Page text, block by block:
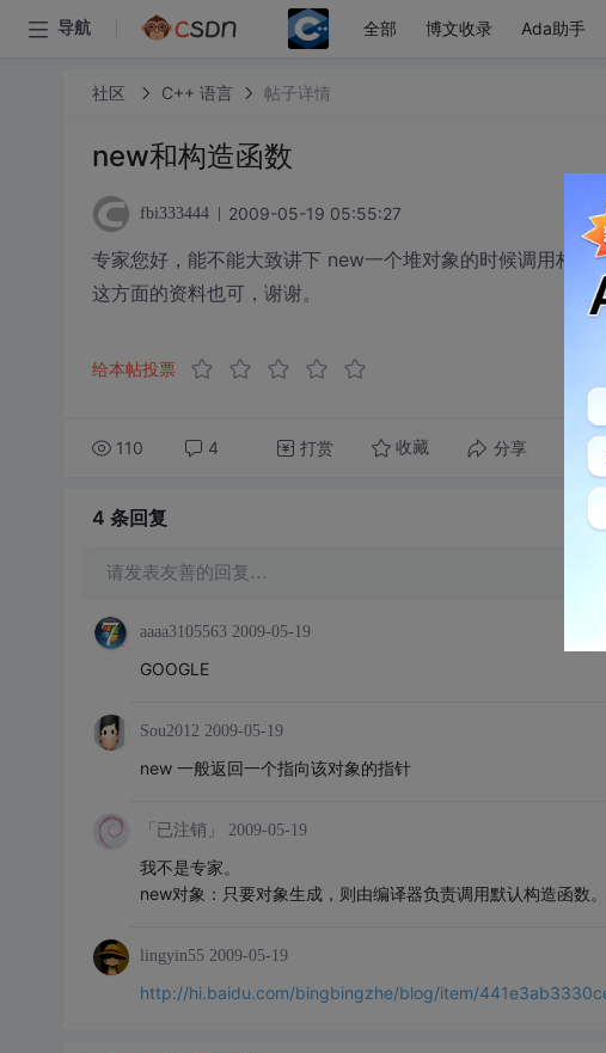
导航 全部 博文收录 Ada助手
社区 C++ 语言 帖子详情
new和构造函数
fbi333444 2009-05-19 05:55:27
专家您好，能不能大致讲下 new一个堆对象的时候调用构
这方面的资料也可，谢谢。
给本帖投票
110 4 打赏 收藏 分享
4 条回复
请发表友善的回复…
aaaa3105563 2009-05-19
GOOGLE
Sou2012 2009-05-19
new 一般返回一个指向该对象的指针
「已注销」 2009-05-19
我不是专家。
new对象：只要对象生成，则由编译器负责调用默认构造函数。
lingyin55 2009-05-19
http://hi.baidu.com/bingbingzhe/blog/item/